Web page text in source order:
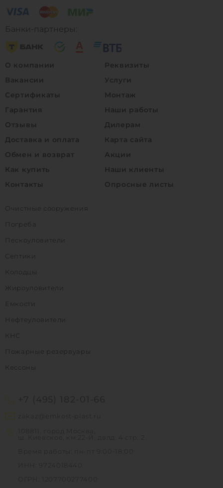
Банки-партнеры:
О компании
Вакансии
Сертификаты
Гарантия
Отзывы
Доставка и оплата
Обмен и возврат
Как купить
Контакты
Реквизиты
Услуги
Монтаж
Наши работы
Дилерам
Карта сайта
Акции
Наши клиенты
Опросные листы
Очистные сооружения
Погреба
Пескоуловители
Септики
Колодцы
Жироуловители
Емкости
Нефтеуловители
КНС
Пожарные резервуары
Кессоны